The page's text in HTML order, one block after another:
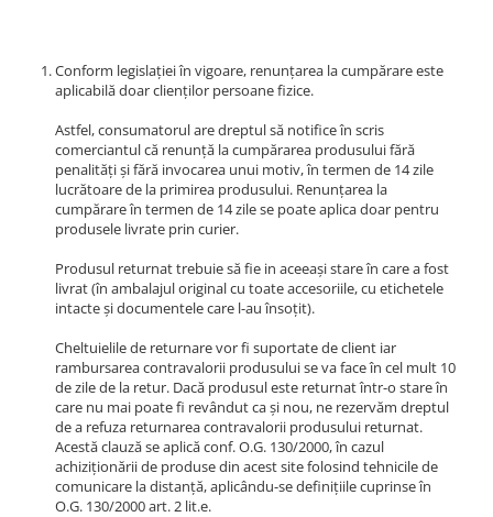
Plicuri E-Commerce
Pungi Mercerie
Conform legislației în vigoare, renunțarea la cumpărare este
aplicabilă doar clienților persoane fizice.
Astfel, consumatorul are dreptul să notifice în scris
comerciantul că renunță la cumpărarea produsului fără
penalități și fără invocarea unui motiv, în termen de 14 zile
lucrătoare de la primirea produsului. Renunțarea la
cumpărare în termen de 14 zile se poate aplica doar pentru
produsele livrate prin curier.
Produsul returnat trebuie să fie in aceeași stare în care a fost
livrat (în ambalajul original cu toate accesoriile, cu etichetele
intacte și documentele care l-au însoțit).
Cheltuielile de returnare vor fi suportate de client iar
rambursarea contravalorii produsului se va face în cel mult 10
de zile de la retur. Dacă produsul este returnat într-o stare în
care nu mai poate fi revândut ca și nou, ne rezervăm dreptul
de a refuza returnarea contravalorii produsului returnat.
Acestă clauză se aplică conf. O.G. 130/2000, în cazul
achiziționării de produse din acest site folosind tehnicile de
comunicare la distanță, aplicându-se definițiile cuprinse în
O.G. 130/2000 art. 2 lit.e.